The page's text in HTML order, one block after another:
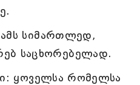
სიმართლედ,
საცხორებელად.
ყოველსა რომელსა